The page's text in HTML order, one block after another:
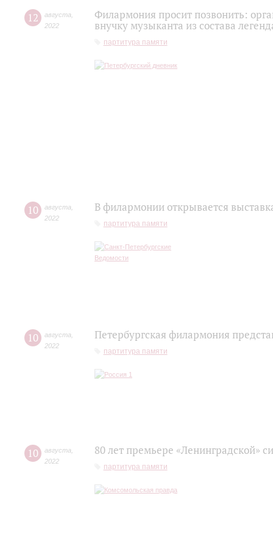
12 августа
2022
Филармония просит позвонить:
внучку музыканта из состава
партитура памяти
10 августа
2022
В филармонии открывается
партитура памяти
10 августа
2022
Петербургская филармония
партитура памяти
10 августа
2022
80 лет премьере «Ленинградской»
партитура памяти